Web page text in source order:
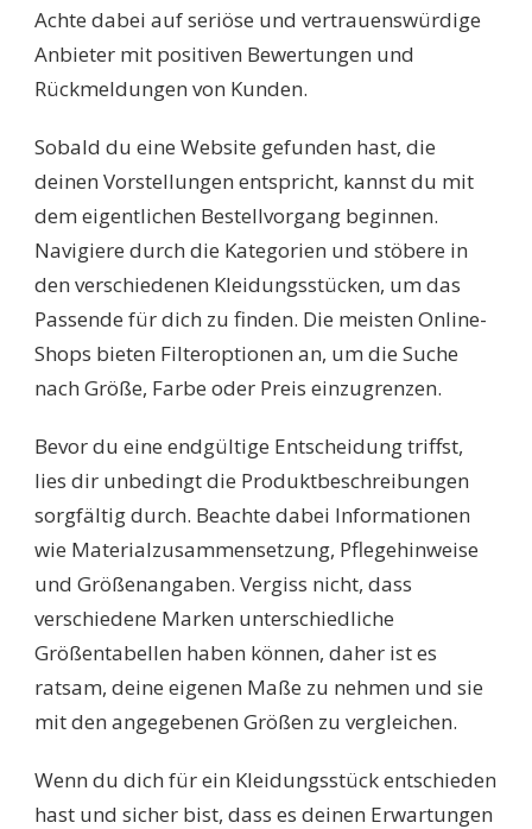
Achte dabei auf seriöse und vertrauenswürdige
Anbieter mit positiven Bewertungen und
Rückmeldungen von Kunden.
Sobald du eine Website gefunden hast, die
deinen Vorstellungen entspricht, kannst du mit
dem eigentlichen Bestellvorgang beginnen.
Navigiere durch die Kategorien und stöbere in
den verschiedenen Kleidungsstücken, um das
Passende für dich zu finden. Die meisten Online-
Shops bieten Filteroptionen an, um die Suche
nach Größe, Farbe oder Preis einzugrenzen.
Bevor du eine endgültige Entscheidung triffst,
lies dir unbedingt die Produktbeschreibungen
sorgfältig durch. Beachte dabei Informationen
wie Materialzusammensetzung, Pflegehinweise
und Größenangaben. Vergiss nicht, dass
verschiedene Marken unterschiedliche
Größentabellen haben können, daher ist es
ratsam, deine eigenen Maße zu nehmen und sie
mit den angegebenen Größen zu vergleichen.
Wenn du dich für ein Kleidungsstück entschieden
hast und sicher bist, dass es deinen Erwartungen